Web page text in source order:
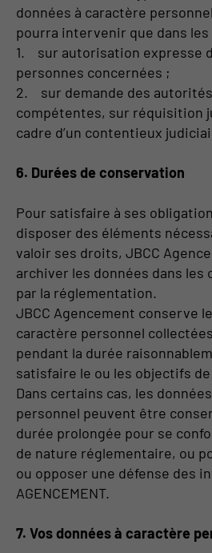
données à caractère
pourra intervenir que dans les
1. sur autorisation expresse
personnes concernées ;
2. sur demande des
compétentes, sur réquisition
cadre d’un contentieux
6. Durées de conservation
Pour satisfaire à ses
disposer des éléments
valoir ses droits, JBCC
archiver les données dans
par la réglementation.
JBCC Agencement conserve
caractère personnel
pendant la durée
satisfaire le ou les objectifs
Dans certains cas, les
personnel peuvent être
durée prolongée pour se
de nature réglementaire, ou
ou opposer une défense des
AGENCEMENT.
7. Vos données à caractère